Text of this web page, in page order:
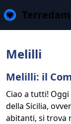
Melilli
Melilli: il
Ciao a tutti!
della Sicilia,
abitanti, si trova